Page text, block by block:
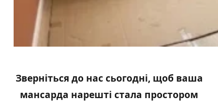
Зверніться до нас сьогодні, щоб ваша
мансарда нарешті стала простором